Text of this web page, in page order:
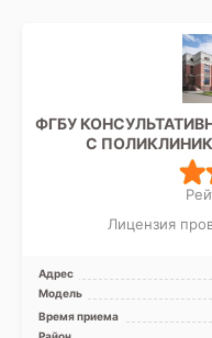
ФГБУ
С
Лицензия
Адрес
Модель
Время приема